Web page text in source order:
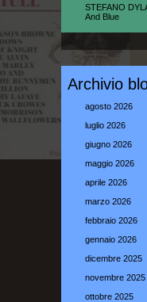
STEFANO
And Blue
Archivio
agosto 2026
luglio 2026
giugno 2026
maggio 2026
aprile 2026
marzo 2026
febbraio 2026
gennaio 2026
dicembre 2025
novembre 2025
ottobre 2025